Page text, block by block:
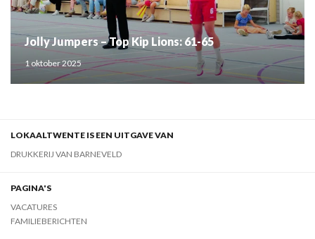
Jolly Jumpers – Top Kip Lions: 61-65
1 oktober 2025
LOKAALTWENTE IS EEN UITGAVE VAN
DRUKKERIJ VAN BARNEVELD
PAGINA'S
VACATURES
FAMILIEBERICHTEN